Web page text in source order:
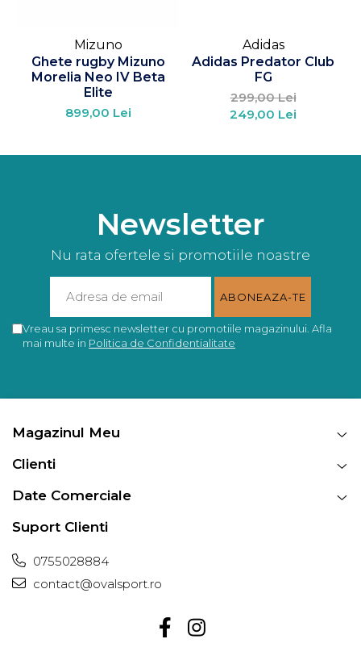
Mizuno
Ghete rugby Mizuno
Morelia Neo IV Beta
Elite
899,00 Lei
Adidas
Adidas Predator Club
FG
299,00 Lei
249,00 Lei
Newsletter
Nu rata ofertele si promotiile noastre
Vreau sa primesc newsletter cu promotiile magazinului. Afla
mai multe in Politica de Confidentialitate
Magazinul Meu
Clienti
Date Comerciale
Suport Clienti
0755028884
contact@ovalsport.ro